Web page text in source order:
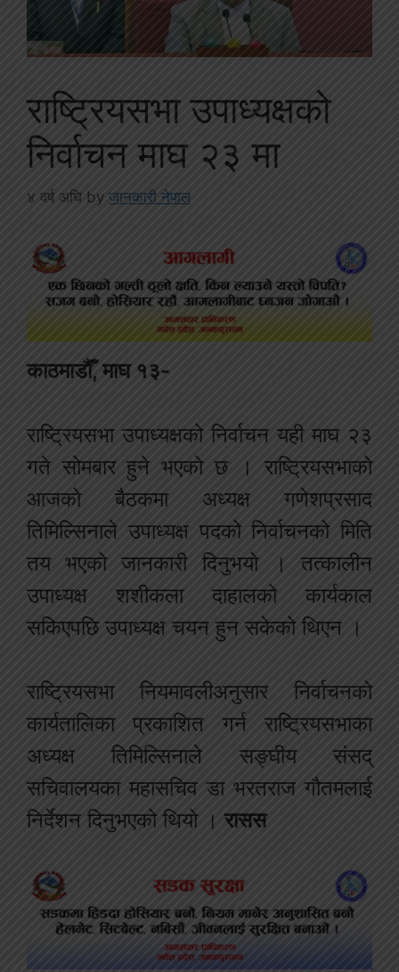
राष्ट्रियसभा उपाध्यक्षको
निर्वाचन माघ २३ मा
४ वर्ष अघि by जानकारी नेपाल
काठमाडौँ, माघ १३-
राष्ट्रियसभा उपाध्यक्षको निर्वाचन यही माघ २३
गते सोमबार हुने भएको छ । राष्ट्रियसभाको
आजको बैठकमा अध्यक्ष गणेशप्रसाद
तिमिल्सिनाले उपाध्यक्ष पदको निर्वाचनको मिति
तय भएको जानकारी दिनुभयो । तत्कालीन
उपाध्यक्ष शशीकला दाहालको कार्यकाल
सकिएपछि उपाध्यक्ष चयन हुन सकेको थिएन ।
राष्ट्रियसभा नियमावलीअनुसार निर्वाचनको
कार्यतालिका प्रकाशित गर्न राष्ट्रियसभाका
अध्यक्ष तिमिल्सिनाले सङ्घीय संसद्
सचिवालयका महासचिव डा भरतराज गौतमलाई
निर्देशन दिनुभएको थियो । रासस